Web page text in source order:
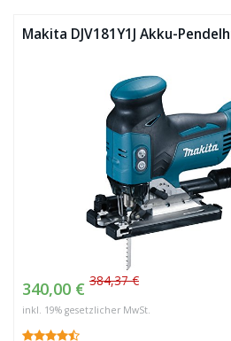
Makita DJV181Y1J Akku-
340,00 € 384,37 €
inkl. 19% gesetzlicher MwSt.